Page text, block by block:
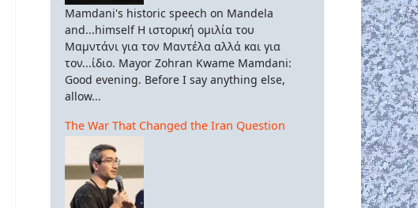
Mamdani's historic speech on Mandela
and...himself Η ιστορική ομιλία του
Μαμντάνι για τον Μαντέλα αλλά και για
τον...ίδιο. Mayor Zohran Kwame Mamdani:
Good evening. Before I say anything else,
allow...
The War That Changed the Iran Question